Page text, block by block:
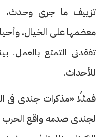
تزييف ما جرى وحدث،
معظمها على الخيال،
تفقدنى التمتع بالعمل.
للأحداث.
فمثلًا «مذكرات جندى فى
لجندى صدمه واقع الحرب